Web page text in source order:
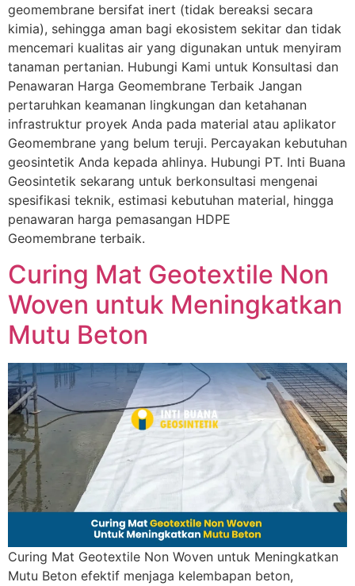
geomembrane bersifat inert (tidak bereaksi secara
kimia), sehingga aman bagi ekosistem sekitar dan tidak
mencemari kualitas air yang digunakan untuk menyiram
tanaman pertanian. Hubungi Kami untuk Konsultasi dan
Penawaran Harga Geomembrane Terbaik Jangan
pertaruhkan keamanan lingkungan dan ketahanan
infrastruktur proyek Anda pada material atau aplikator
Geomembrane yang belum teruji. Percayakan kebutuhan
geosintetik Anda kepada ahlinya. Hubungi PT. Inti Buana
Geosintetik sekarang untuk berkonsultasi mengenai
spesifikasi teknik, estimasi kebutuhan material, hingga
penawaran harga pemasangan HDPE
Geomembrane terbaik.
Curing Mat Geotextile Non
Woven untuk Meningkatkan
Mutu Beton
Curing Mat Geotextile Non Woven untuk Meningkatkan
Mutu Beton efektif menjaga kelembapan beton,